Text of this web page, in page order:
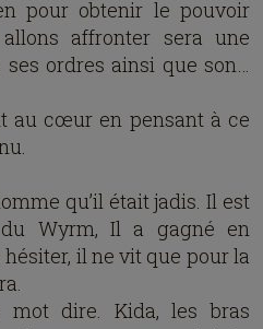
pour obtenir le pouvoir
affronter sera une
ordres ainsi que son…
au cœur en pensant à ce
qu’il était jadis. Il est
Wyrm, Il a gagné en
il ne vit que pour la
mot dire. Kida, les bras